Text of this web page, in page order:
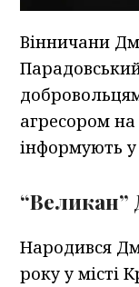
Вінничани
агресором на
інформують у
Народився
року у місті